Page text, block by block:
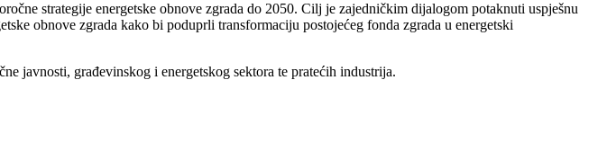
strategije energetske obnove zgrada do 2050. Cilj je zajedničkim dijalogom potaknuti uspješnu
obnove zgrada kako bi poduprli transformaciju postojećeg fonda zgrada u energetski
javnosti, građevinskog i energetskog sektora te pratećih industrija.